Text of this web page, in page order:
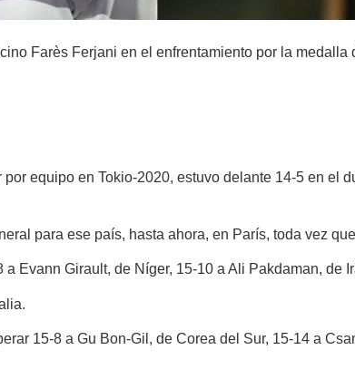
Farès Ferjani en el enfrentamiento por la
equipo en Tokio-2020, estuvo delante 14-5 en el
para ese país, hasta ahora, en París, toda vez
Evann Girault, de Níger, 15-10 a Ali Pakdaman, de
15-8 a Gu Bon-Gil, de Corea del Sur, 15-14 a